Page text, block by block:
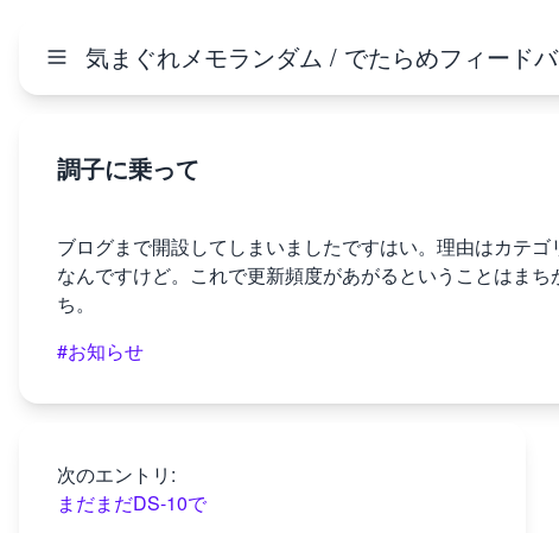
気まぐれメモランダム / でたらめフィード
調子に乗って
ブログまで開設してしまいましたですはい。理由はカテ
なんですけど。これで更新頻度があがるということはま
ち。
#お知らせ
次のエントリ:
まだまだDS-10で